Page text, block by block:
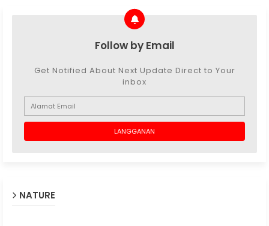
Follow by Email
Get Notified About Next Update Direct to Your
inbox
NATURE